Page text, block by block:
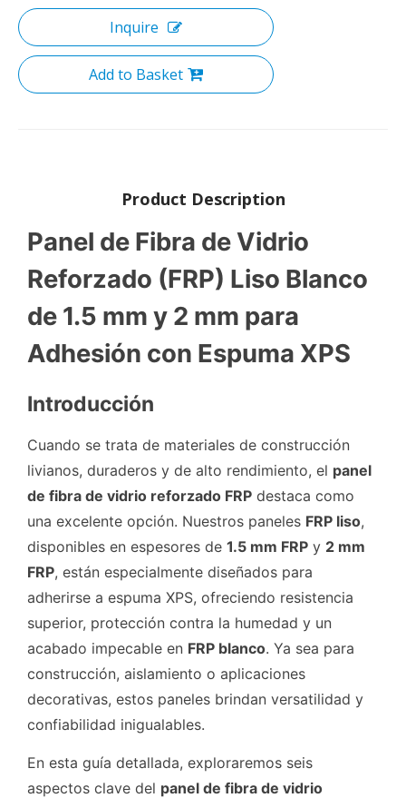
Inquire
Add to Basket
Product Description
Panel de Fibra de Vidrio
Reforzado (FRP) Liso Blanco
de 1.5 mm y 2 mm para
Adhesión con Espuma XPS
Introducción
Cuando se trata de materiales de construcción
livianos, duraderos y de alto rendimiento, el panel
de fibra de vidrio reforzado FRP destaca como
una excelente opción. Nuestros paneles FRP liso,
disponibles en espesores de 1.5 mm FRP y 2 mm
FRP, están especialmente diseñados para
adherirse a espuma XPS, ofreciendo resistencia
superior, protección contra la humedad y un
acabado impecable en FRP blanco. Ya sea para
construcción, aislamiento o aplicaciones
decorativas, estos paneles brindan versatilidad y
confiabilidad inigualables.
En esta guía detallada, exploraremos seis
aspectos clave del panel de fibra de vidrio